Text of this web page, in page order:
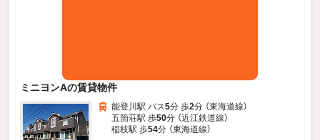
ミニヨンAの賃貸物件
能登川駅 バス5分 歩2分 （東海道線）
五箇荘駅 歩50分 （近江鉄道線）
稲枝駅 歩54分 （東海道線）